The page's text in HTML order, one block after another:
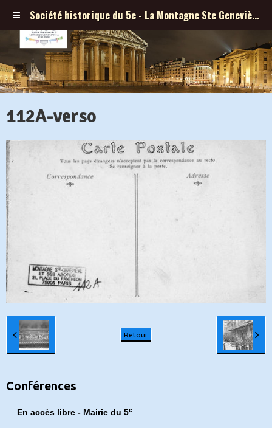
Société historique du 5e - La Montagne Ste Geneviève et ses abords
112A-verso
Retour
Conférences
En accès libre - Mairie du 5e